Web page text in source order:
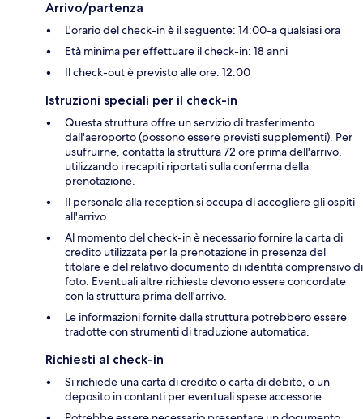
Arrivo/partenza
L'orario del check-in è il seguente: 14:00-a qualsiasi ora
Età minima per effettuare il check-in: 18 anni
Il check-out è previsto alle ore: 12:00
Istruzioni speciali per il check-in
Questa struttura offre un servizio di trasferimento
dall'aeroporto (possono essere previsti supplementi). Per
usufruirne, contatta la struttura 72 ore prima dell'arrivo,
utilizzando i recapiti riportati sulla conferma della
prenotazione.
Il personale alla reception si occupa di accogliere gli ospiti
all'arrivo.
Al momento del check-in è necessario fornire la carta di
credito utilizzata per la prenotazione in presenza del
titolare e del relativo documento di identità comprensivo di
foto. Eventuali altre richieste devono essere concordate
con la struttura prima dell'arrivo.
Le informazioni fornite dalla struttura potrebbero essere
tradotte con strumenti di traduzione automatica.
Richiesti al check-in
Si richiede una carta di credito o carta di debito, o un
deposito in contanti per eventuali spese accessorie